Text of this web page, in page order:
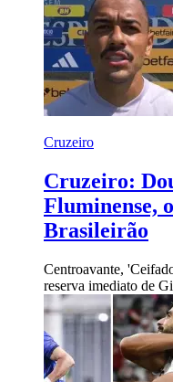
Cruzeiro
Cruzeiro:
Fluminense,
Brasileirão
Centroavante,
reserva imediato de